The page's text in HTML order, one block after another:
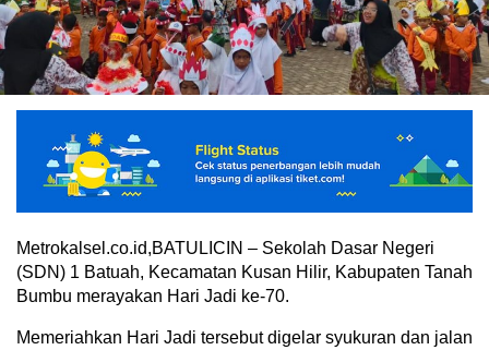
Metrokalsel.co.id,BATULICIN – Sekolah Dasar Negeri
(SDN) 1 Batuah, Kecamatan Kusan Hilir, Kabupaten Tanah
Bumbu merayakan Hari Jadi ke-70.
Memeriahkan Hari Jadi tersebut digelar syukuran dan jalan